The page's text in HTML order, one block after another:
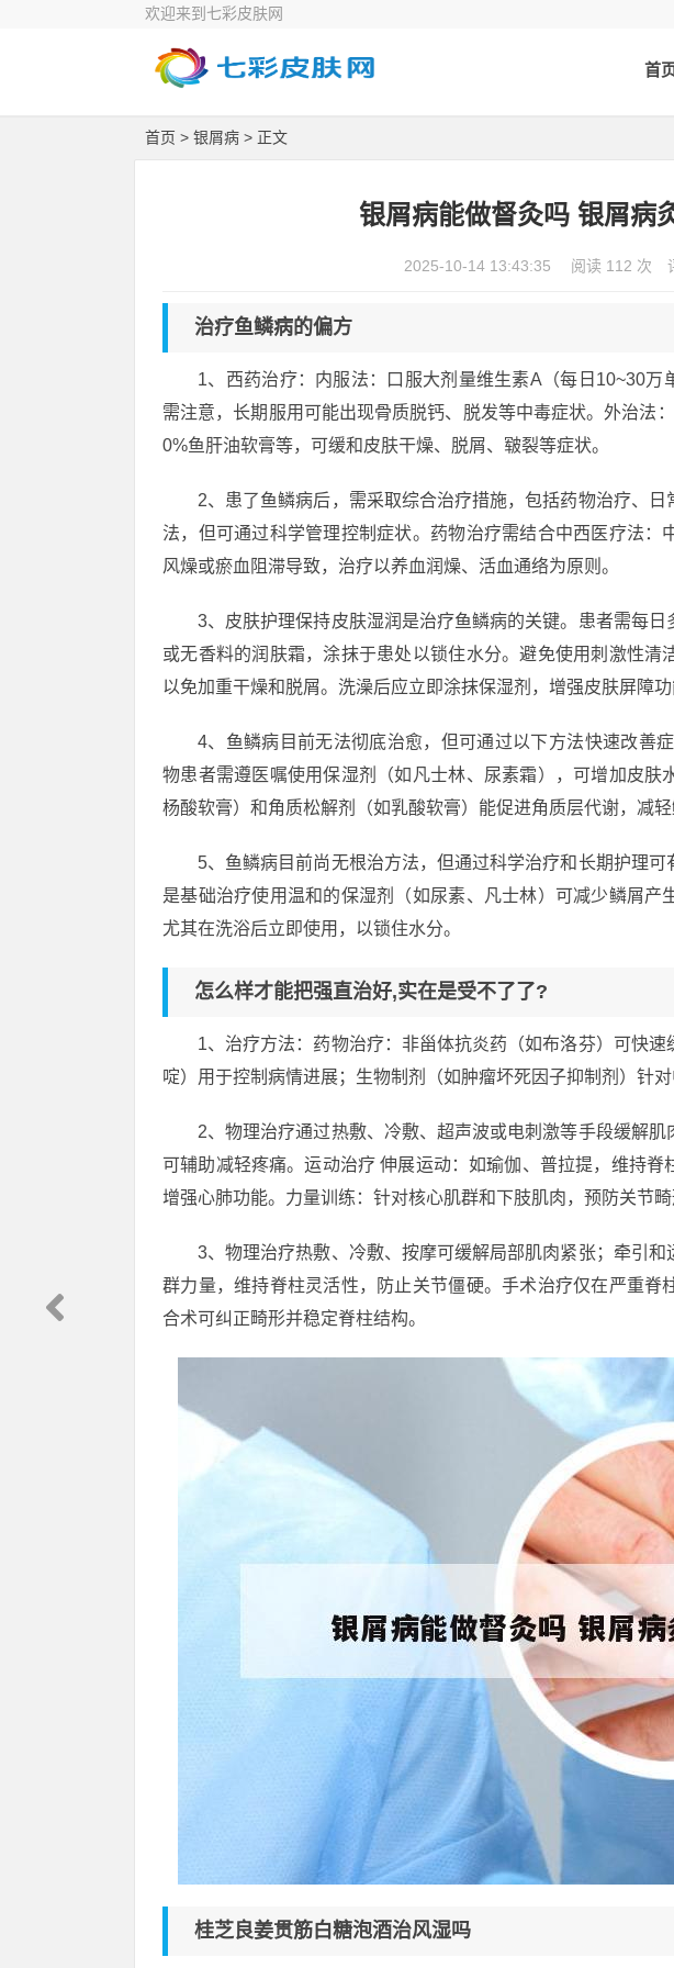
欢迎来到七彩皮肤网
首
首页 > 银屑病 > 正文
银屑病能做督灸吗 银屑病
2025-10-14 13:43:35 阅读 112 次
治疗鱼鳞病的偏方
1、西药治疗：内服法：口服大剂量维生素A（每日10~30万
需注意，长期服用可能出现骨质脱钙、脱发等中毒症状。外治法
0%鱼肝油软膏等，可缓和皮肤干燥、脱屑、皲裂等症状。
2、患了鱼鳞病后，需采取综合治疗措施，包括药物治疗、
法，但可通过科学管理控制症状。药物治疗需结合中西医疗法：
风燥或瘀血阻滞导致，治疗以养血润燥、活血通络为原则。
3、皮肤护理保持皮肤湿润是治疗鱼鳞病的关键。患者需每
或无香料的润肤霜，涂抹于患处以锁住水分。避免使用刺激性清
以免加重干燥和脱屑。洗澡后应立即涂抹保湿剂，增强皮肤屏障功
4、鱼鳞病目前无法彻底治愈，但可通过以下方法快速改善
物患者需遵医嘱使用保湿剂（如凡士林、尿素霜），可增加皮肤
杨酸软膏）和角质松解剂（如乳酸软膏）能促进角质层代谢，减轻
5、鱼鳞病目前尚无根治方法，但通过科学治疗和长期护理
是基础治疗使用温和的保湿剂（如尿素、凡士林）可减少鳞屑产
尤其在洗浴后立即使用，以锁住水分。
怎么样才能把强直治好,实在是受不了了?
1、治疗方法：药物治疗：非甾体抗炎药（如布洛芬）可快
啶）用于控制病情进展；生物制剂（如肿瘤坏死因子抑制剂）针
2、物理治疗通过热敷、冷敷、超声波或电刺激等手段缓解
可辅助减轻疼痛。运动治疗 伸展运动：如瑜伽、普拉提，维持脊
增强心肺功能。力量训练：针对核心肌群和下肢肌肉，预防关节畸
3、物理治疗热敷、冷敷、按摩可缓解局部肌肉紧张；牵引
群力量，维持脊柱灵活性，防止关节僵硬。手术治疗仅在严重脊
合术可纠正畸形并稳定脊柱结构。
桂芝良姜贯筋白糖泡酒治风湿吗